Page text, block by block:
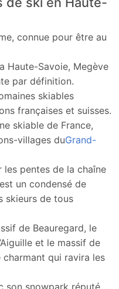
connue pour être au
Haute-Savoie, Megève
par définition.
skiables
françaises et suisses.
skiable de France,
villages duGrand-
les pentes de la chaîne
un condensé de
skieurs de tous
de Beauregard, le
et le massif de
charmant qui ravira les